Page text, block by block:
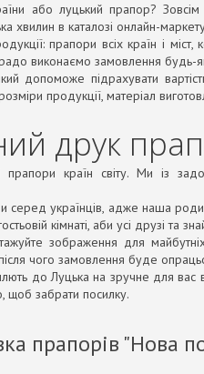
або луцький прапор?
хвилин в каталозі онлайн-
прапори всіх країн і міст,
виконаємо замовлення будь-
допоможе підрахувати
продукції, матеріал
друк
країн світу. Ми із
серед українців, адже наша
кімнаті, аби усі друзі та
зображення для
чого замовлення буде
до Луцька на зручне для вас
щоб забрати посилку.
прапорів "Нова